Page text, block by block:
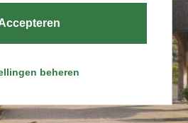
nbeheren